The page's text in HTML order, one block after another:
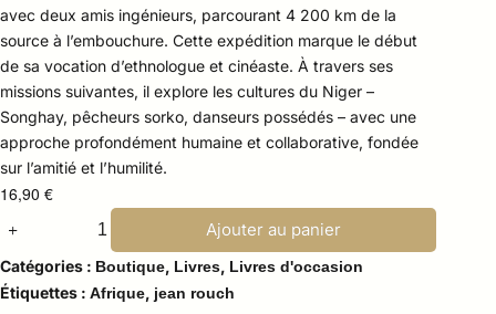
avec deux amis ingénieurs, parcourant 4 200 km de la
source à l’embouchure. Cette expédition marque le début
de sa vocation d’ethnologue et cinéaste. À travers ses
missions suivantes, il explore les cultures du Niger –
Songhay, pêcheurs sorko, danseurs possédés – avec une
approche profondément humaine et collaborative, fondée
sur l’amitié et l’humilité.
16,90 €
Ajouter au panier
Catégories : Boutique, Livres, Livres d'occasion
Étiquettes : Afrique, jean rouch